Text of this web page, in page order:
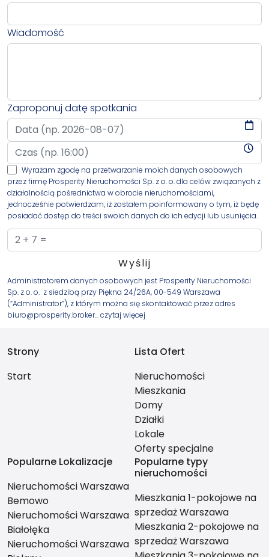
Wiadomość
Zaproponuj datę spotkania
Wyrażam zgodę na przetwarzanie moich danych osobowych
przez firmę Prosperity Nieruchomości Sp. z o. o. dla celów związanych z
działalnością pośrednictwa w obrocie nieruchomościami,
jednocześnie potwierdzam, iż zostałem poinformowany o tym, iż będę
posiadać dostęp do treści swoich danych do ich edycji lub usunięcia.
Administratorem danych osobowych jest Prosperity Nieruchomości
Sp. z o. o. z siedzibą przy Piękna 24/26A, 00-549 Warszawa
(“Administrator”), z którym można się skontaktować przez adres
biuro@prosperity.broker…czytaj więcej
Strony
Start
Lista Ofert
Nieruchomości
Mieszkania
Domy
Działki
Lokale
Oferty specjalne
Popularne Lokalizacje
Nieruchomości Warszawa
Bemowo
Nieruchomości Warszawa
Białołęka
Nieruchomości Warszawa
Popularne typy
nieruchomości
Mieszkania 1-pokojowe na
sprzedaż Warszawa
Mieszkania 2-pokojowe na
sprzedaż Warszawa